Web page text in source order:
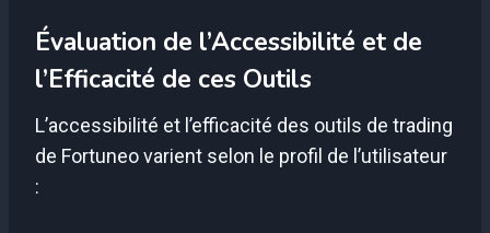
Évaluation de l’Accessibilité et de
l’Efficacité de ces Outils
L’accessibilité et l’efficacité des outils de trading
de Fortuneo varient selon le profil de l’utilisateur
: